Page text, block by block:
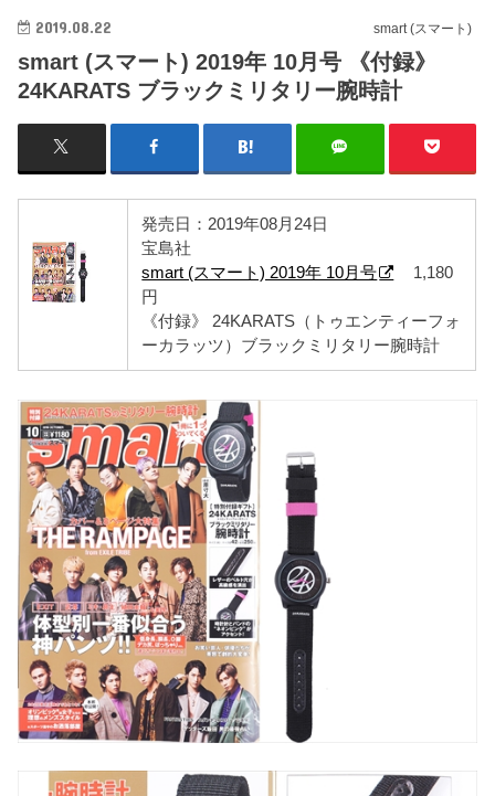
smart (スマート)
2019.08.22
smart (スマート) 2019年 10月号 《付録》
24KARATS ブラックミリタリー腕時計
発売日：2019年08月24日
宝島社
smart (スマート) 2019年 10月号
1,180
円
《付録》 24KARATS（トゥエンティーフォ
ーカラッツ）ブラックミリタリー腕時計